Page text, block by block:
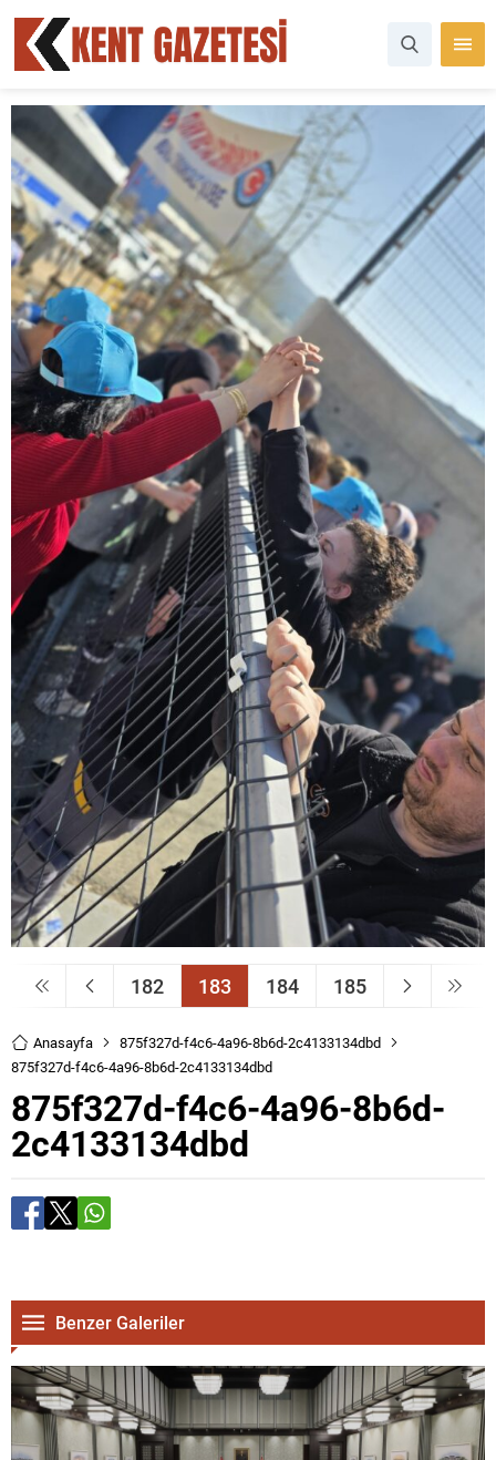
182 183 184 185
Anasayfa
875f327d-f4c6-4a96-8b6d-2c4133134dbd
875f327d-f4c6-4a96-8b6d-2c4133134dbd
875f327d-f4c6-4a96-8b6d-
2c4133134dbd
Benzer Galeriler